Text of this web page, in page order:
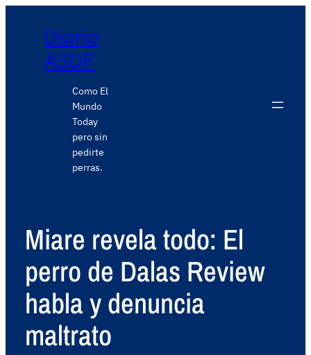
Diario
ASDF
Como El
Mundo
Today
pero sin
pedirte
perras.
Miare revela todo: El
perro de Dalas Review
habla y denuncia
maltrato